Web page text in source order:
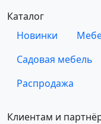
Каталог
Новинки
Садовая мебель
Распродажа
Клиентам и